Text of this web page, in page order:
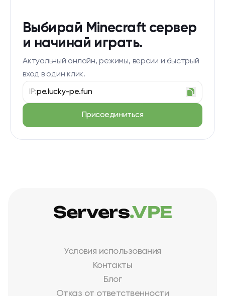
Выбирай Minecraft сервер
и начинай играть.
Актуальный онлайн, режимы, версии и быстрый
вход в один клик.
IP:pe.lucky-pe.fun
Присоединиться
Условия использования
Контакты
Блог
Отказ от ответственности
Servers.VPE